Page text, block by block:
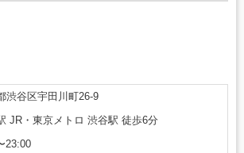
渋谷区宇田川町26-9
JR・東京メトロ 渋谷駅 徒歩6分
23:00